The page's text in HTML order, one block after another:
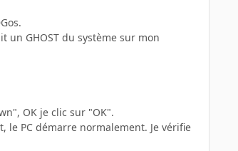
GHOST du système sur mon
OK je clic sur "OK".
PC démarre normalement. Je vérifie